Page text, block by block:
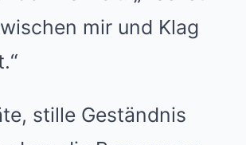
mir und Klag
stille Geständnis